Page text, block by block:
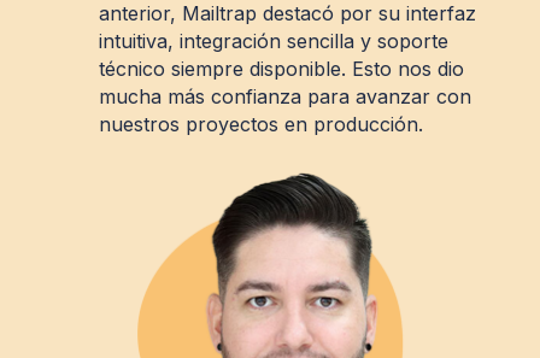
anterior, Mailtrap destacó por su interfaz
intuitiva, integración sencilla y soporte
técnico siempre disponible. Esto nos dio
mucha más confianza para avanzar con
nuestros proyectos en producción.